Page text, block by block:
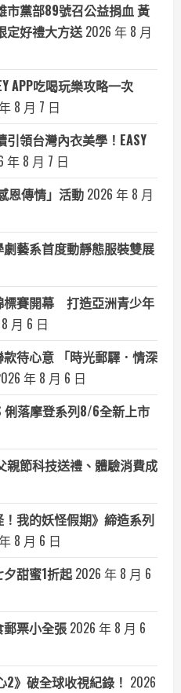
市黨部89號召公益捐血 黃
定好禮大方送 2026 年 8 月
APP吃喝玩樂攻略一次
8 月 7 日
領台灣內衣美學！EASY
年 8 月 7 日
恩傳情」活動 2026 年 8 月
藝系首度動靜態服裝雙展
標賽開幕 打造亞洲青少年
月 6 日
待心意 「時光郵驛．情深
年 8 月 6 日
俐落摩登系列8/6全新上市
親節科技送禮、體驗消費成
！我的妖怪假期》締造系列
8 月 6 日
甜蜜1折起 2026 年 8 月 6
票小全張 2026 年 8 月 6
2》破全球收視紀錄！ 2026